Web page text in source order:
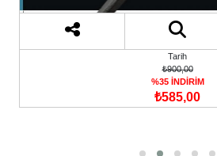
Tarih
₺900,00
%35 İNDİRİM
₺585,00